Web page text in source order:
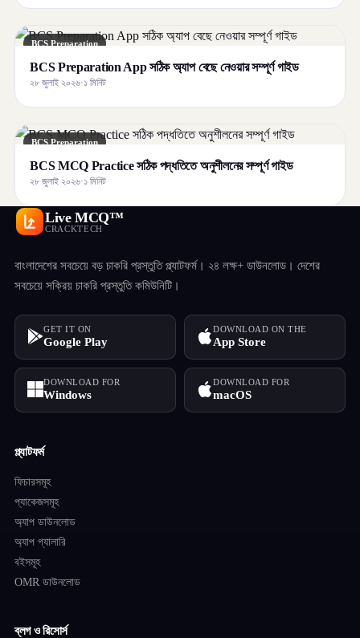
BCS Preparation
BCS Preparation App সঠিক অ্যাপ বেছে নেওয়ার সম্পূর্ণ গাইড
২৮ জুলাই ২০২৬·১ মিনিট
BCS Preparation
BCS MCQ Practice সঠিক পদ্ধতিতে অনুশীলনের সম্পূর্ণ গাইড
২৮ জুলাই ২০২৬·১ মিনিট
Live MCQ™
CRACKTECH
বাংলাদেশের সবচেয়ে বড় চাকরি প্রস্তুতি প্ল্যাটফর্ম। ২৪ লক্ষ+ ডাউনলোড। দেশের
সবচেয়ে সক্রিয় চাকরি প্রস্তুতি কমিউনিটি।
GET IT ON
Google Play
DOWNLOAD ON THE
App Store
DOWNLOAD FOR
Windows
DOWNLOAD FOR
macOS
প্ল্যাটফর্ম
ফিচারসমূহ
প্যাকেজসমূহ
অ্যাপ ডাউনলোড
অ্যাপ গ্যালারি
বইসমূহ
OMR ডাউনলোড
ব্লগ ও রিসোর্স